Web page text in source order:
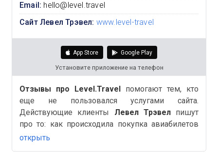
Email: hello@level.travel
Сайт Левел Трэвел: www.level-travel
App Store Google Play
Установите приложение на телефон
Отзывы про Level.Travel помогают тем, кто
еще не пользовался услугами сайта.
Действующие клиенты Левел Трэвелпишут
про то: как происходила покупка авиабилетов
или Ж/д, бронирование отелей, быстро ли был
открыть